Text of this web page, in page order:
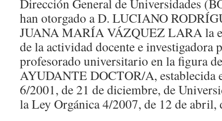
de
–
Dirección General de Universidades
han otorgado a D. LUCIANO
JUANA MARÍA VÁZQUEZ LARA la
de la actividad docente e investigadora
profesorado universitario en la figura
AYUDANTE DOCTOR/A, establecida
6/2001, de 21 de diciembre, de
la Ley Orgánica 4/2007, de 12 de abril,